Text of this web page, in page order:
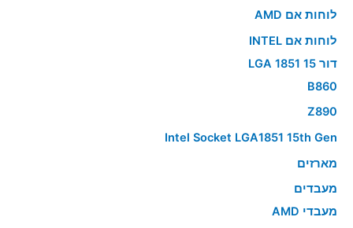
לוחות אם AMD
לוחות אם INTEL
דור 15 LGA 1851
B860
Z890
Intel Socket LGA1851 15th Gen
מארזים
מעבדים
מעבדי AMD